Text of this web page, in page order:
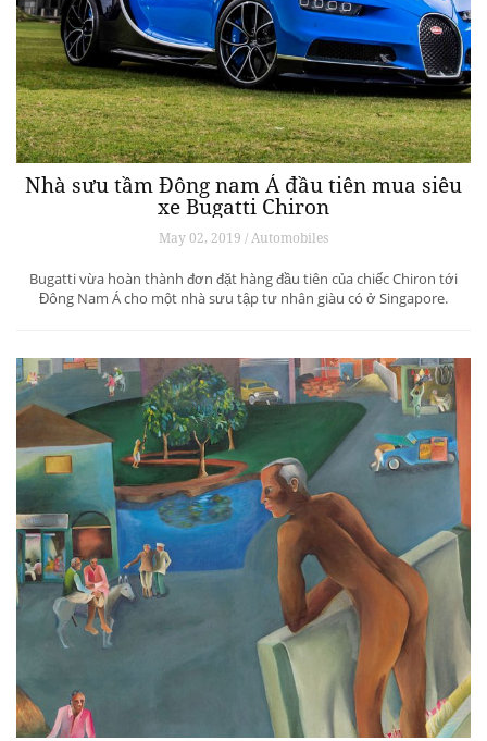
Nhà sưu tầm Đông nam Á đầu tiên mua siêu
xe Bugatti Chiron
May 02, 2019 / Automobiles
Bugatti vừa hoàn thành đơn đặt hàng đầu tiên của chiếc Chiron tới
Đông Nam Á cho một nhà sưu tập tư nhân giàu có ở Singapore.